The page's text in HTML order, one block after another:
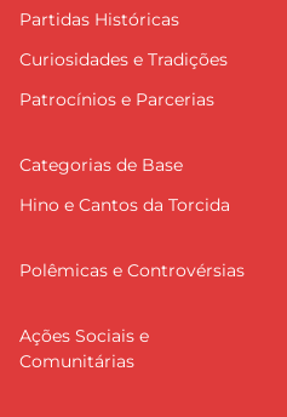
Partidas Históricas
Curiosidades e Tradições
Patrocínios e Parcerias
Categorias de Base
Hino e Cantos da Torcida
Polêmicas e Controvérsias
Ações Sociais e
Comunitárias